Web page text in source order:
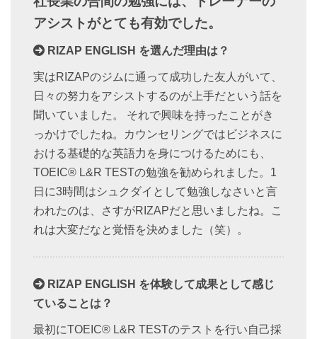
アシストがとても有効でした。
RIZAP ENGLISH を選んだ理由は？
実はRIZAPのジムに通って成功した友人がいて、
日々の努力をアシストするのが上手だという話を
聞いていました。 それで興味を持ったことがき
っかけでしたね。カウンセリングではビジネスに
おける基礎的な英語力を身につけるためにも、
TOEIC® L&R TESTの勉強を勧められました。1
日に3時間はシュクダイとして勉強しなさいと言
われたのは、さすがRIZAPだと思いましたね。こ
れは大変だなと覚悟を決めました（笑）。
RIZAP ENGLISH を体験して成果として感じ
ていることは？
最初にTOEIC® L&R TESTのテストを行い自己採